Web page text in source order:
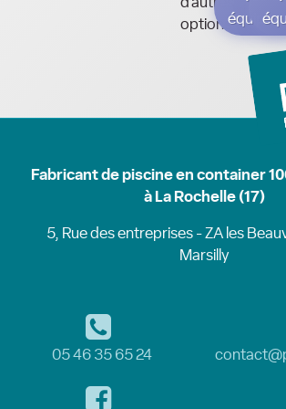
options
Fabricant de piscine en container
à La Rochelle (17)
5, Rue des entreprises - ZA les
Marsilly
05 46 35 65 24